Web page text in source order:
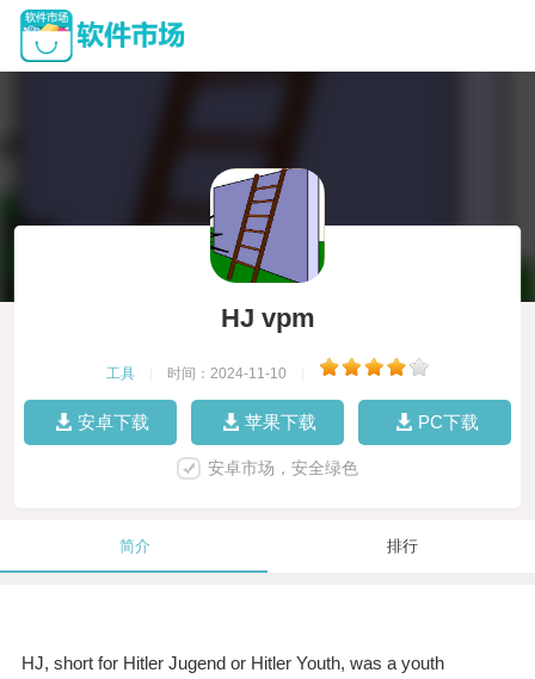
HJ vpm
工具 时间：2024-11-10
安卓下载 苹果下载 PC下载
安卓市场，安全绿色
简介 排行
HJ, short for Hitler Jugend or Hitler Youth, was a youth